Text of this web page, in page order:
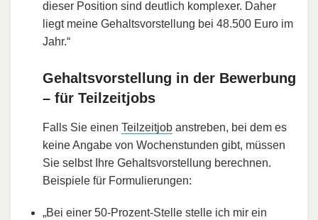
dieser Position sind deutlich komplexer. Daher
liegt meine Gehaltsvorstellung bei 48.500 Euro im
Jahr.“
Gehaltsvorstellung in der Bewerbung
– für Teilzeitjobs
Falls Sie einen Teilzeitjob anstreben, bei dem es
keine Angabe von Wochenstunden gibt, müssen
Sie selbst Ihre Gehaltsvorstellung berechnen.
Beispiele für Formulierungen:
„Bei einer 50-Prozent-Stelle stelle ich mir ein